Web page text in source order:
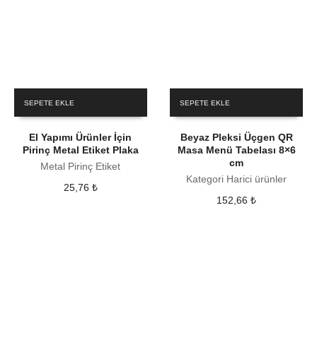
SEPETE EKLE
El Yapımı Ürünler İçin
Pirinç Metal Etiket Plaka
Metal Pirinç Etiket
25,76 ₺
SEPETE EKLE
Beyaz Pleksi Üçgen QR
Masa Menü Tabelası 8×6
cm
Kategori Harici ürünler
152,66₺